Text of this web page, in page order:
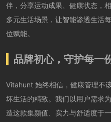
伴，分享运动成果、健康状态，
多元生活场景，让智能渗透生活
位赋能。
品牌初心，守护每一
Vitahunt 始终相信，健康管理不
坏生活的精致。我们以用户需求
造这款集颜值、实力与舒适度于